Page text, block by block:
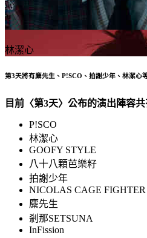
林潔心
第3天將有麋先生、P!SCO、拍謝少年、林潔心
目前〈第3天〉公布的演出陣容
P!SCO
林潔心
GOOFY STYLE
八十八顆芭樂籽
拍謝少年
NICOLAS CAGE FIGHTER
麋先生
剎那SETSUNA
InFission